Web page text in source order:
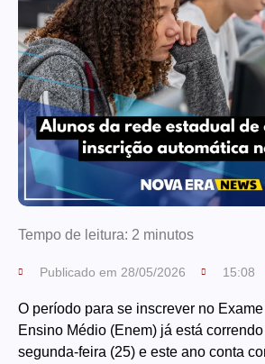
Tempo de leitura: 2 minutos
Publicado em 28/05/2026 15:08
O período para se inscrever no
Ensino Médio (Enem) já está
segunda-feira (25) e este ano conta